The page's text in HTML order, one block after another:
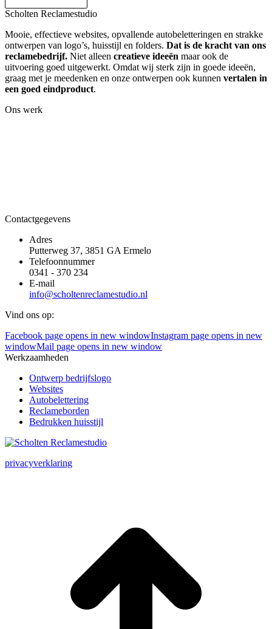
Scholten Reclamestudio
Mooie, effectieve websites, opvallende autobeletteringen en strakke
ontwerpen van logo’s, huisstijl en folders. Dat is de kracht van ons
reclamebedrijf. Niet alleen creatieve ideeën maar ook de
uitvoering goed uitgewerkt. Omdat wij sterk zijn in goede ideeën,
graag met je meedenken en onze ontwerpen ook kunnen vertalen in
een goed eindproduct.
Ons werk
Contactgegevens
Adres
Putterweg 37, 3851 GA Ermelo
Telefoonnummer
0341 - 370 234
E-mail
info@scholtenreclamestudio.nl
Vind ons op:
Facebook page opens in new windowInstagram page opens in new
windowMail page opens in new window
Werkzaamheden
Ontwerp bedrijfslogo
Websites
Autobelettering
Reclameborden
Bedrukken huisstijl
privacyverklaring